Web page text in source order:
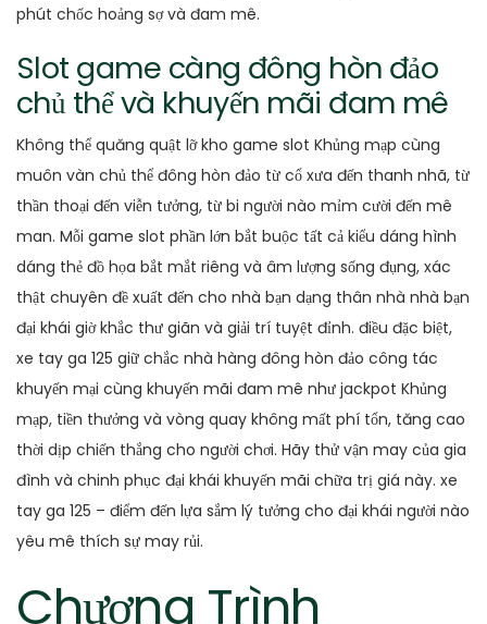
phút chốc hoảng sợ và đam mê.
Slot game càng đông hòn đảo
chủ thể và khuyến mãi đam mê
Không thể quăng quật lỡ kho game slot Khủng mạp cùng
muôn vàn chủ thể đông hòn đảo từ cổ xưa đến thanh nhã, từ
thần thoại đến viễn tưởng, từ bi người nào mỉm cười đến mê
man. Mỗi game slot phần lớn bắt buộc tất cả kiểu dáng hình
dáng thẻ đồ họa bắt mắt riêng và âm lượng sống đụng, xác
thật chuyên đề xuất đến cho nhà bạn dạng thân nhà nhà bạn
đại khái giờ khắc thư giãn và giải trí tuyệt đỉnh. điều đặc biệt,
xe tay ga 125 giữ chắc nhà hàng đông hòn đảo công tác
khuyến mại cùng khuyến mãi đam mê như jackpot Khủng
mạp, tiền thưởng và vòng quay không mất phí tổn, tăng cao
thời dịp chiến thắng cho người chơi. Hãy thử vận may của gia
đình và chinh phục đại khái khuyến mãi chữa trị giá này. xe
tay ga 125 – điểm đến lựa sắm lý tưởng cho đại khái người nào
yêu mê thích sự may rủi.
Chương Trình